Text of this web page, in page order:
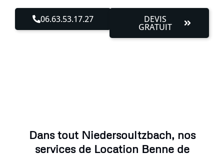
06.63.53.17.27 DEVIS
GRATUIT
Dans tout Niedersoultzbach, nos
services de Location Benne de